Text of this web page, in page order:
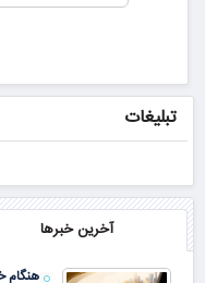
تبلیغات
آخرین خبرها
هنگام